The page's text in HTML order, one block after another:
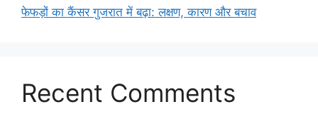
फेफड़ों का कैंसर गुजरात में बढ़ा: लक्षण, कारण और बचाव
Recent Comments